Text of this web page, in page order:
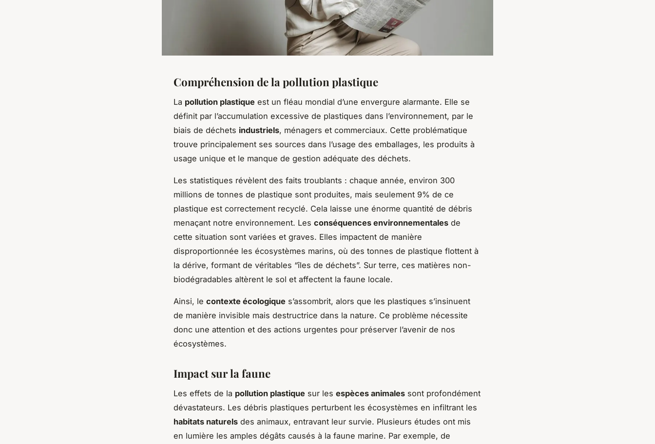
Compréhension de la pollution plastique
La pollution plastique est un fléau mondial d’une envergure alarmante. Elle se
définit par l’accumulation excessive de plastiques dans l’environnement, par le
biais de déchets industriels, ménagers et commerciaux. Cette problématique
trouve principalement ses sources dans l’usage des emballages, les produits à
usage unique et le manque de gestion adéquate des déchets.
Les statistiques révèlent des faits troublants : chaque année, environ 300
millions de tonnes de plastique sont produites, mais seulement 9% de ce
plastique est correctement recyclé. Cela laisse une énorme quantité de débris
menaçant notre environnement. Les conséquences environnementales de
cette situation sont variées et graves. Elles impactent de manière
disproportionnée les écosystèmes marins, où des tonnes de plastique flottent à
la dérive, formant de véritables “îles de déchets”. Sur terre, ces matières non-
biodégradables altèrent le sol et affectent la faune locale.
Ainsi, le contexte écologique s’assombrit, alors que les plastiques s’insinuent
de manière invisible mais destructrice dans la nature. Ce problème nécessite
donc une attention et des actions urgentes pour préserver l’avenir de nos
écosystèmes.
Impact sur la faune
Les effets de la pollution plastique sur les espèces animales sont profondément
dévastateurs. Les débris plastiques perturbent les écosystèmes en infiltrant les
habitats naturels des animaux, entravant leur survie. Plusieurs études ont mis
en lumière les amples dégâts causés à la faune marine. Par exemple, de